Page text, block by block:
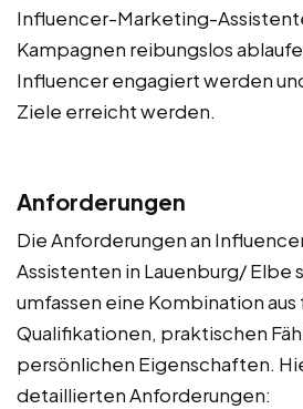
Influencer-Marketing-
Kampagnen reibungslos
Influencer engagiert werden
Ziele erreicht werden.
Anforderungen
Die Anforderungen an
Assistenten in Lauenburg/ Elbe
umfassen eine Kombination
Qualifikationen, praktischen
persönlichen Eigenschaften.
detaillierten Anforderungen: